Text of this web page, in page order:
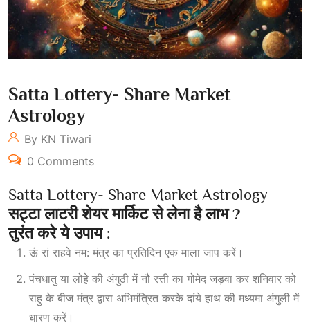
Satta Lottery- Share Market
Astrology
By KN Tiwari
0 Comments
Satta Lottery- Share Market Astrology –
सट्टा लाटरी शेयर मार्किट से लेना है लाभ ?
तुरंत करे ये उपाय :
ऊं रां राहवे नम: मंत्र का प्रतिदिन एक माला जाप करें।
पंचधातु या लोहे की अंगुठी में नौ रत्ती का गोमेद जड़वा कर शनिवार को
राहु के बीज मंत्र द्वारा अभिमंत्रित करके दांये हाथ की मध्यमा अंगुली में
धारण करें।